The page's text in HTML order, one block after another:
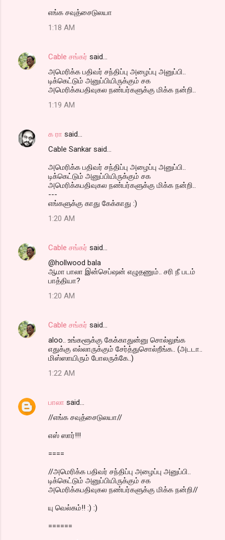
எங்க சவுத்சைடுலயா
1:18 AM
Cable சங்கர் said…
அமெரிக்க பதிவர் சந்திப்பு அழைப்பு அனுப்பி..
டிக்கெட்டும் அனுப்பியிருக்கும் சக
அமெரிக்கபதிவுகல நண்பர்களுக்கு மிக்க நன்றி..
1:19 AM
க ரா said…
Cable Sankar said...
அமெரிக்க பதிவர் சந்திப்பு அழைப்பு அனுப்பி..
டிக்கெட்டும் அனுப்பியிருக்கும் சக
அமெரிக்கபதிவுகல நண்பர்களுக்கு மிக்க நன்றி..
---
எங்களுக்கு காது கேக்காது :)
1:20 AM
Cable சங்கர் said…
@hollwood bala
ஆமா பாலா இன்செப்ஷன் எழுதணும்.. சரி நீ படம்
பாத்தியா?
1:20 AM
Cable சங்கர் said…
aloo.. உங்களூக்கு கேக்காதுன்னு சொல்லுங்க
எதுக்கு எல்லாருக்கும் சேர்த்துசொல்றீங்க.. (அடடா..
மிஸ்ஸாயிரும் போலருக்கே..)
1:22 AM
பாலா said…
//எங்க சவுத்சைடுலயா//
எஸ் ஸார்!!!
====
//அமெரிக்க பதிவர் சந்திப்பு அழைப்பு அனுப்பி..
டிக்கெட்டும் அனுப்பியிருக்கும் சக
அமெரிக்கபதிவுகல நண்பர்களுக்கு மிக்க நன்றி//
யு வெல்கம்!! :) :)
======